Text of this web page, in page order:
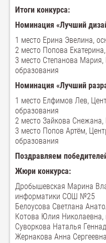
Итоги конкурса:
Номинация «Лучший
1 место Ерина Эвелина,
2 место Попова
3 место Степанова Мария,
образования
Номинация «Лучший
1 место Елфимов Лев,
образования
2 место Зайкова
3 место Попов Артём,
образования
Поздравляем
Жюри конкурса:
Дробышевская Марина
информатики СОШ №25
Белоусова Светлана
Котова Юлия Николаевна,
Суворкова Наталья
Жернакова Анна